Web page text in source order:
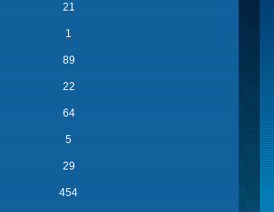
21
1
89
22
64
5
29
454